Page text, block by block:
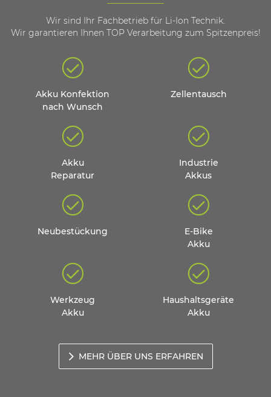
Wir sind Ihr Fachbetrieb für Li-Ion Technik.
Wir garantieren Ihnen TOP Verarbeitung zum Spitzenpreis!
Akku Konfektion
nach Wunsch
Zellentausch
Akku
Reparatur
Industrie
Akkus
Neubestückung
E-Bike
Akku
Werkzeug
Akku
Haushaltsgeräte
Akku
MEHR ÜBER UNS ERFAHREN